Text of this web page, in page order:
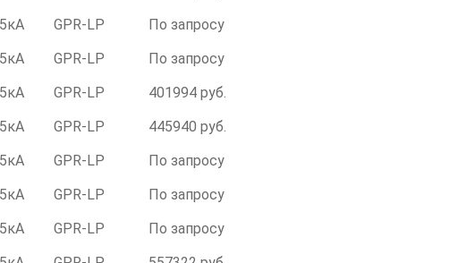
GPR-LР
По запросу
GPR-LР
По запросу
GPR-LР
401994 руб.
GPR-LР
445940 руб.
GPR-LР
По запросу
GPR-LР
По запросу
GPR-LР
По запросу